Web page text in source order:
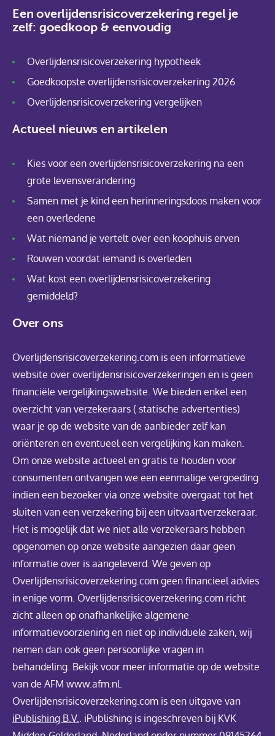
Een overlijdensrisicoverzekering regel je
zelf: goedkoop & eenvoudig
Overlijdensrisicoverzekering hypotheek
Goedkoopste overlijdensrisicoverzekering 2026
Overlijdensrisicoverzekering vergelijken
Actueel nieuws en artikelen
Kies voor een overlijdensrisicoverzekering na een
grote levensverandering
Samen met je kind een herinneringsdoos maken voor
een overledene
Wat niemand je vertelt over een koophuis erven
Rouwen voordat iemand is overleden
Wat kost een overlijdensrisicoverzekering
gemiddeld?
Over ons
Overlijdensrisicoverzekering.com is een informatieve
website over overlijdensrisicoverzekeringen en is geen
financiële vergelijkingswebsite. We bieden enkel een
overzicht van verzekeraars ( statische advertenties)
waar je op de website van de aanbieder zelf kan
oriënteren en eventueel een vergelijking kan maken.
Om onze website actueel en gratis te houden voor
consumenten ontvangen we een eenmalige vergoeding
indien een bezoeker via onze website overgaat tot het
sluiten van een verzekering bij een uitvaartverzekeraar.
Het is mogelijk dat we niet alle verzekeraars hebben
opgenomen op onze website aangezien daar geen
informatie over is aangeleverd. We geven op
Overlijdensrisicoverzekering.com geen financieel advies
in enige vorm. Overlijdensrisicoverzekering.com richt
zicht alleen op onafhankelijke algemene
informatievoorziening en niet op individuele zaken, wij
nemen dan ook geen persoonlijke vragen in
behandeling. Bekijk voor meer informatie op de website
van de AFM www.afm.nl.
Overlijdensrisicoverzekering.com is een uitgave van
iPublishing B.V.. iPublishing is ingeschreven bij KVK